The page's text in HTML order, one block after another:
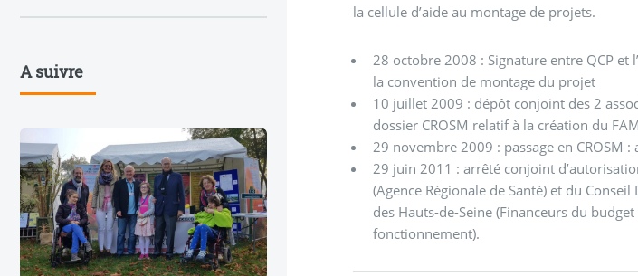
la cellule d’aide au montage de projets.
28 octobre 2008 : Signature entre QCP et
la convention de montage du projet
10 juillet 2009 : dépôt conjoint des 2
dossier CROSM relatif à la création du FAM
29 novembre 2009 : passage en CROSM :
29 juin 2011 : arrêté conjoint
(Agence Régionale de Santé) et du
des Hauts-de-Seine (Financeurs du budget
fonctionnement).
A suivre